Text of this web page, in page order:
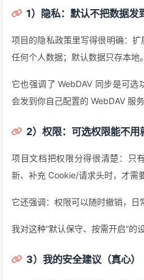
1）隐私：默认不把数据发
项目的隐私政策里写得很明确：
任何个人数据；默认数据只存本地。
它也强调了 WebDAV 同步是可选
会发到你自己配置的 WebDAV 服务
2）权限：可选权限能不用
项目文档把权限分得很清楚：只
新、补充 Cookie/请求头时，才需
它还强调：权限可以随时撤销，日
我对这种“默认保守、按需开启”的
3）我的安全建议（真心）